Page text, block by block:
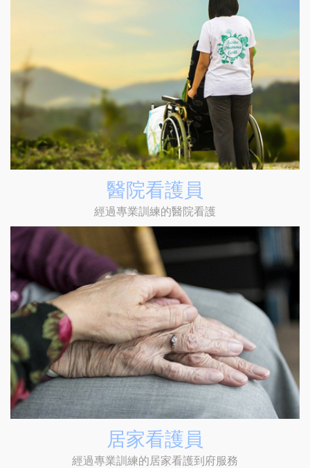
醫院看護員
經過專業訓練的醫院看護
居家看護員
經過專業訓練的居家看護到府服務